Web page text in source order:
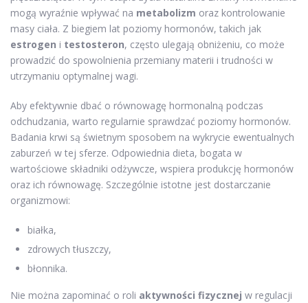
mogą wyraźnie wpływać na metabolizm oraz kontrolowanie
masy ciała. Z biegiem lat poziomy hormonów, takich jak
estrogen i testosteron, często ulegają obniżeniu, co może
prowadzić do spowolnienia przemiany materii i trudności w
utrzymaniu optymalnej wagi.
Aby efektywnie dbać o równowagę hormonalną podczas
odchudzania, warto regularnie sprawdzać poziomy hormonów.
Badania krwi są świetnym sposobem na wykrycie ewentualnych
zaburzeń w tej sferze. Odpowiednia dieta, bogata w
wartościowe składniki odżywcze, wspiera produkcję hormonów
oraz ich równowagę. Szczególnie istotne jest dostarczanie
organizmowi:
białka,
zdrowych tłuszczy,
błonnika.
Nie można zapominać o roli aktywności fizycznej w regulacji